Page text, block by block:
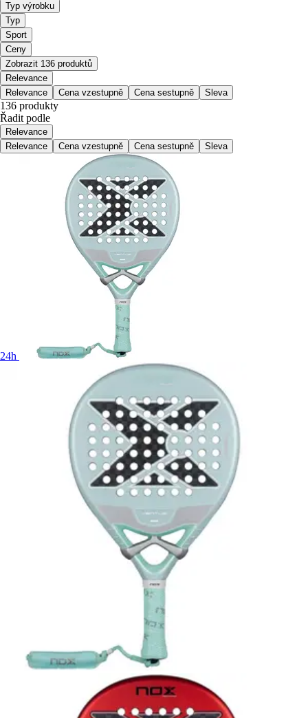
Typ výrobku
Typ
Sport
Ceny
Zobrazit 136 produktů
Relevance
Relevance
Cena vzestupně Cena sestupně Sleva
136 produkty
Řadit podle
Relevance
Relevance
Cena vzestupně Cena sestupně Sleva
24h